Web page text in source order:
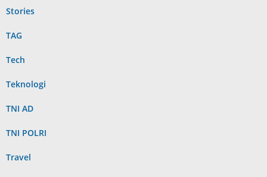
Stories
TAG
Tech
Teknologi
TNI AD
TNI POLRI
Travel